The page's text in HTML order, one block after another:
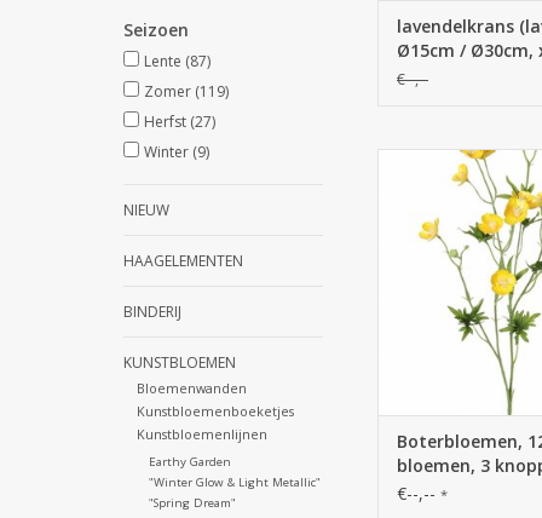
Seizoen
Lente (87)
Zomer (119)
Herfst (27)
Winter (9)
NIEUW
HAAGELEMENTEN
BINDERIJ
KUNSTBLOEMEN
Bloemenwanden
Kunstbloemenboeketjes
Kunstbloemenlijnen
Earthy Garden
"Winter Glow & Light Metallic"
"Spring Dream"
lavendelkrans
Ø15cm / Ø30cm,
flocked
€--,--
130205GE -
bloemen, 3 knoppen,
68 cm
Boterbloemen,
bloemen, 3
bladeren, 68 cm
€--,-- *